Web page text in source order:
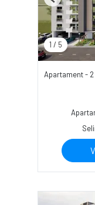
1 / 5
Previous
Apartament -